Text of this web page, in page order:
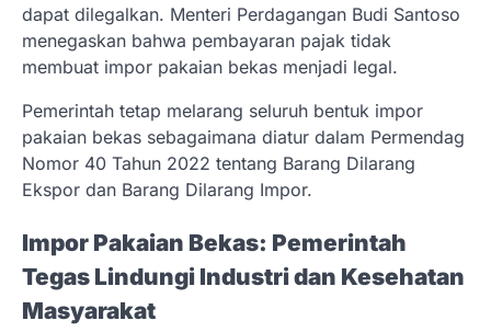
dapat dilegalkan. Menteri Perdagangan Budi Santoso
menegaskan bahwa pembayaran pajak tidak
membuat impor pakaian bekas menjadi legal.
Pemerintah tetap melarang seluruh bentuk impor
pakaian bekas sebagaimana diatur dalam Permendag
Nomor 40 Tahun 2022 tentang Barang Dilarang
Ekspor dan Barang Dilarang Impor.
Impor Pakaian Bekas: Pemerintah
Tegas Lindungi Industri dan Kesehatan
Masyarakat